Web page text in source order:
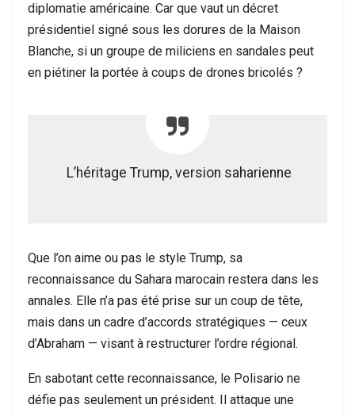
diplomatie américaine. Car que vaut un décret
présidentiel signé sous les dorures de la Maison
Blanche, si un groupe de miliciens en sandales peut
en piétiner la portée à coups de drones bricolés ?
L’héritage Trump, version saharienne
Que l’on aime ou pas le style Trump, sa
reconnaissance du Sahara marocain restera dans les
annales. Elle n’a pas été prise sur un coup de tête,
mais dans un cadre d’accords stratégiques — ceux
d’Abraham — visant à restructurer l’ordre régional.
En sabotant cette reconnaissance, le Polisario ne
défie pas seulement un président. Il attaque une